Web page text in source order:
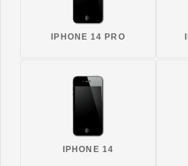
IPHONE 14 PRO
IPHONE 14